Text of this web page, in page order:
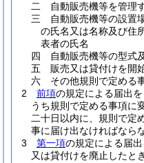
二
自動販売機等を管理
三
自動販売機等の設置
の氏名又は名称及び住
表者の氏名
四
自動販売機等の型式
五
販売又は貸付けを開
六
その他規則で定める
2
前項の規定による届出
うち規則で定める事項に
二十日以内に、規則で定
事に届け出なければなら
3
第一項の規定による届
又は貸付けを廃止したと